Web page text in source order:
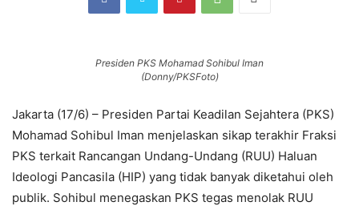
Presiden PKS Mohamad Sohibul Iman
(Donny/PKSFoto)
Jakarta (17/6) – Presiden Partai Keadilan Sejahtera (PKS)
Mohamad Sohibul Iman menjelaskan sikap terakhir Fraksi
PKS terkait Rancangan Undang-Undang (RUU) Haluan
Ideologi Pancasila (HIP) yang tidak banyak diketahui oleh
publik. Sohibul menegaskan PKS tegas menolak RUU